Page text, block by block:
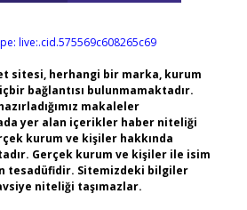
live:.cid.575569c608265c69
sitesi, herhangi bir marka, kurum
bağlantısı bulunmamaktadır.
makaleler
yer alan içerikler haber niteliği
kurum ve kişiler hakkında
Gerçek kurum ve kişiler ile isim
tesadüfidir. Sitemizdeki bilgiler
niteliği taşımazlar.